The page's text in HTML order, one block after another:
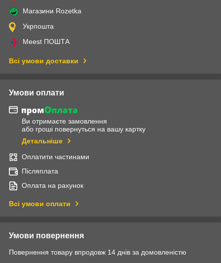
Магазини Rozetka
Укрпошта
Meest ПОШТА
Всі умови доставки
Умови оплати
Ви отримаєте замовлення
або гроші повернуться на вашу картку
Детальніше
Оплатити частинами
Післяплата
Оплата на рахунок
Всі умови оплати
Умови повернення
Повернення товару впродовж 14 днів за домовленістю